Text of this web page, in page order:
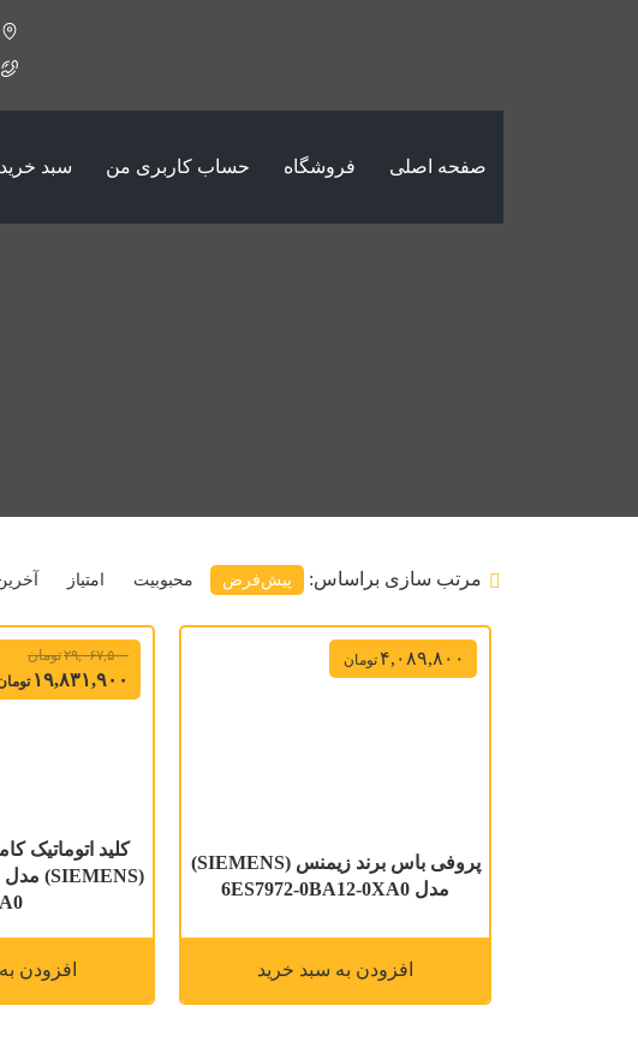
صفحه اصلی فروشگاه حساب کاربری من سبد خرید
مرتب سازی براساس: پیش‌فرض محبوبیت امتیاز
۴,۰۸۹,۸۰۰تومان
پروفی باس برند زیمنس (SIEMENS)
مدل 6ES7972-0BA12-0XA0
افزودن به سبد خرید
۲۹,۰۶۷,۵۰۰تومان
۱۹,۸۳۱,۹۰۰
کلید اتوماتیک
افزودن